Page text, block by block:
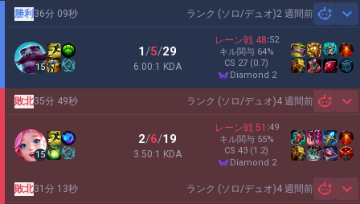
ランク (ソロ/デュオ)2 週間前
勝利 36分 09秒
15
1/5/29
6.00:1 KDA
レーン戦 48:52
キル関与 64%
CS 27 (0.7)
diamond 2
ランク (ソロ/デュオ)4 週間前
敗北35分 49秒
15
2/6/19
3.50:1 KDA
レーン戦 51 :49
キル関与 55%
CS 43 (1.2)
diamond 2
ランク (ソロ/デュオ)4 週間前
敗北31分 13秒